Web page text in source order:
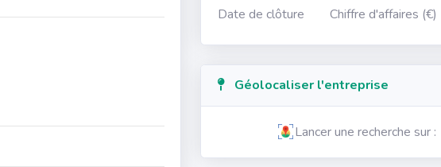
Date de clôture Chiffre d'affaires (€)
Géolocaliser l'entreprise
Lancer une recherche sur :